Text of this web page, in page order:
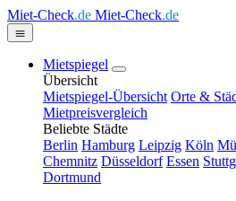
Miet-Check.de Miet-Check.de
Mietspiegel
Übersicht
Mietspiegel-Übersicht Orte &
Mietpreisvergleich
Beliebte Städte
Berlin Hamburg Leipzig Köln
Chemnitz Düsseldorf Essen
Dortmund